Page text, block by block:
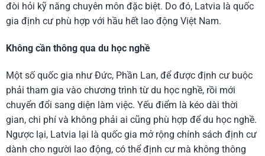
đòi hỏi kỹ năng chuyên môn đặc biệt. Do đó, Latvia là quốc
gia định cư phù hợp với hầu hết lao động Việt Nam.
Không cần thông qua du học nghề
Một số quốc gia như Đức, Phần Lan, để được định cư buộc
phải tham gia vào chương trình từ du học nghề, rồi mới
chuyển đổi sang diện làm việc. Yếu điểm là kéo dài thời
gian, chi phí và không phải ai cũng phù hợp để du học nghề.
Ngược lại, Latvia lại là quốc gia mở rộng chính sách định cư
dành cho người lao động, có thể định cư mà không thông